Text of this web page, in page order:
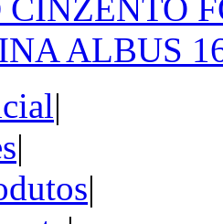
CINZENTO
ALBUS
|
|
|